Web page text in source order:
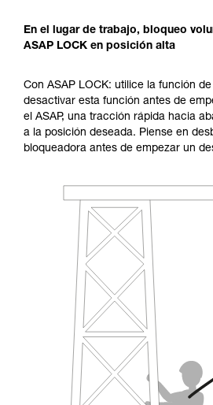
En el lugar de trabajo, bloqueo
ASAP LOCK en posición alta
Con ASAP LOCK: utilice la función
desactivar esta función antes de
el ASAP, una tracción rápida hacia
a la posición deseada. Piense en
bloqueadora antes de empezar un